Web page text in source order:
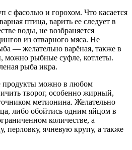
с фасолью и горохом. Что касается
птица, варить ее следует в
воды, не возбраняется
из отварного мяса. Не
— желательно варёная, также в
можно рыбные суфле, котлеты.
рыба икра.
продукты можно в любом
творог, особенно жирный,
метионина. Желательно
либо обойтись одним яйцом в
количестве, а
перловку, ячневую крупу, а также